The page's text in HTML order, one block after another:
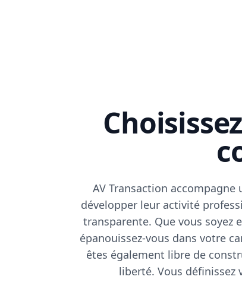
AV Transaction
développer leur activité
transparente. Que vous soyez
épanouissez-vous dans votre
êtes également libre de
liberté. Vous définissez